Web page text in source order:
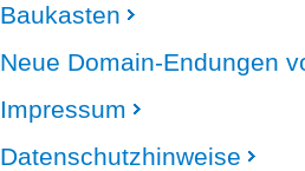
Baukasten
Neue Domain-Endungen
Impressum
Datenschutzhinweise